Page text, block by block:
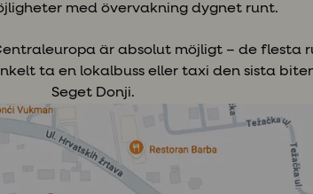
med övervakning dygnet runt.
är absolut möjligt – de flesta
ta en lokalbuss eller taxi den sista
Seget Donji.